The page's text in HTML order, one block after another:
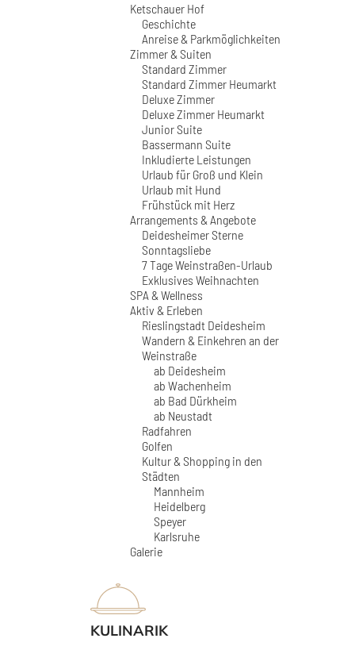
Ketschauer Hof
Geschichte
Anreise & Parkmöglichkeiten
Zimmer & Suiten
Standard Zimmer
Standard Zimmer Heumarkt
Deluxe Zimmer
Deluxe Zimmer Heumarkt
Junior Suite
Bassermann Suite
Inkludierte Leistungen
Urlaub für Groß und Klein
Urlaub mit Hund
Frühstück mit Herz
Arrangements & Angebote
Deidesheimer Sterne
Sonntagsliebe
7 Tage Weinstraßen-Urlaub
Exklusives Weihnachten
SPA & Wellness
Aktiv & Erleben
Rieslingstadt Deidesheim
Wandern & Einkehren an der
Weinstraße
ab Deidesheim
ab Wachenheim
ab Bad Dürkheim
ab Neustadt
Radfahren
Golfen
Kultur & Shopping in den
Städten
Mannheim
Heidelberg
Speyer
Karlsruhe
Galerie
KULINARIK